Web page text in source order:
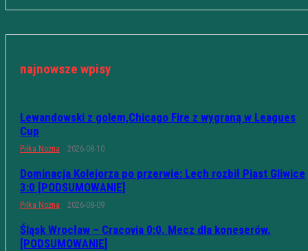
najnowsze wpisy
Lewandowski z golem,Chicago Fire z wygraną w Leagues
Cup
Piłka Nożna 2026-08-10
Dominacja Kolejorza po przerwie: Lech rozbił Piast Gliwice
3:0 [PODSUMOWANIE]
Piłka Nożna 2026-08-09
Śląsk Wrocław – Cracovia 0:0. Mecz dla koneserów.
[PODSUMOWANIE]